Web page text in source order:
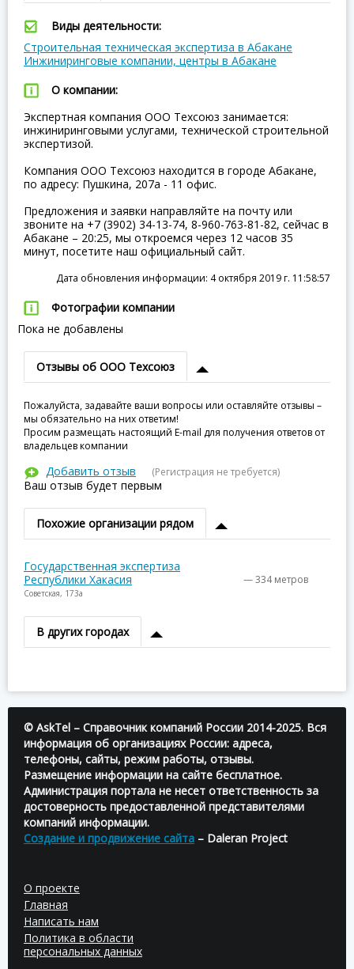
Виды деятельности:
Строительная техническая экспертиза в Абакане
Инжиниринговые компании, центры в Абакане
О компании:
Экспертная компания ООО Техсоюз занимается:
инжиниринговыми услугами, технической строительной
экспертизой.
Компания ООО Техсоюз находится в городе Абакане,
по адресу: Пушкина, 207а - 11 офис.
Предложения и заявки направляйте на почту или
звоните на +7 (3902) 34-13-74, 8-960-763-81-82, сейчас в
Абакане – 20:25, мы откроемся через 12 часов 35
минут, посетите наш официальный сайт.
Дата обновления информации: 4 октября 2019 г. 11:58:57
Фотографии компании
Пока не добавлены
Отзывы об ООО Техсоюз
Пожалуйста, задавайте ваши вопросы или оставляйте отзывы –
мы обязательно на них ответим!
Просим размещать настоящий E-mail для получения ответов от
владельцев компании
Добавить отзыв (Регистрация не требуется)
Ваш отзыв будет первым
Похожие организации рядом
Государственная экспертиза
Республики Хакасия
Советская, 173а
— 334 метров
В других городах
© AskTel – Справочник компаний России 2014-2025. Вся
информация об организациях России: адреса,
телефоны, сайты, режим работы, отзывы.
Размещение информации на сайте бесплатное.
Администрация портала не несет ответственность за
достоверность предоставленной представителями
компаний информации.
Создание и продвижение сайта – Daleran Project
О проекте
Главная
Написать нам
Политика в области
персональных данных